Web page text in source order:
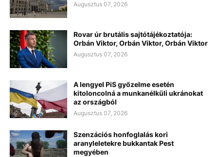
Augusztus 07, 2026
Rovar úr brutális sajtótájékoztatója:
Orbán Viktor, Orbán Viktor, Orbán Viktor
Augusztus 07, 2026
A lengyel PiS győzelme esetén
kitoloncolná a munkanélküli ukránokat
az országból
Augusztus 07, 2026
Szenzációs honfoglalás kori
aranyleletekre bukkantak Pest
megyében